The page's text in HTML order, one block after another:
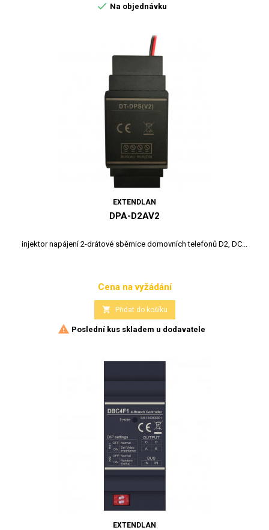
 Na objednávku
EXTENDLAN
DPA-D2AV2
injektor napájení 2-drátové sběrnice domovních telefonů D2, DC...
Cena
Cena na vyžádání
 Přidat do košíku
 Poslední kus skladem u dodavatele
EXTENDLAN